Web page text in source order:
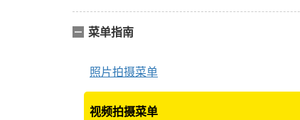
菜单指南
照片拍摄菜单
视频拍摄菜单